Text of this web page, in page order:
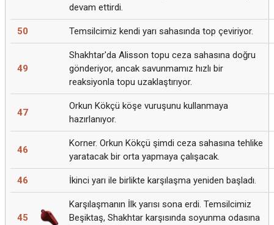
devam ettirdi.
50 Temsilcimiz kendi yarı sahasında top çeviriyor.
49
Shakhtar'da Alisson topu ceza sahasına doğru
gönderiyor, ancak savunmamız hızlı bir
reaksiyonla topu uzaklaştırıyor.
47
Orkun Kökçü köşe vuruşunu kullanmaya
hazırlanıyor.
46
Korner. Orkun Kökçü şimdi ceza sahasına tehlike
yaratacak bir orta yapmaya çalışacak.
46 İkinci yarı ile birlikte karşılaşma yeniden başladı.
45
Karşılaşmanın İlk yarısı sona erdi. Temsilcimiz
Beşiktaş, Shakhtar karşısında soyunma odasına